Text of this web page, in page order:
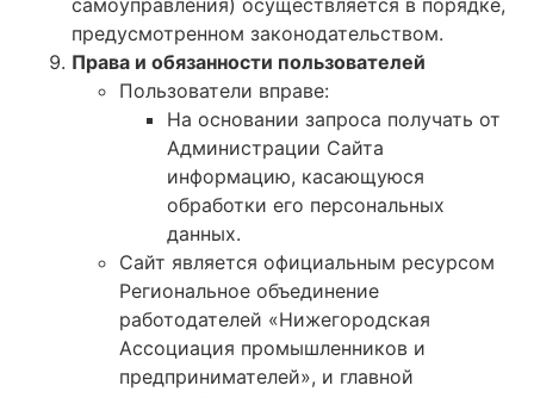
предусмотренном законодательством.
Права и обязанности пользователей
Пользователи вправе:
На основании запроса получать от
Администрации Сайта
информацию, касающуюся
обработки его персональных
данных.
Сайт является официальным ресурсом
Региональное объединение
работодателей «Нижегородская
Ассоциация промышленников и
предпринимателей», и главной